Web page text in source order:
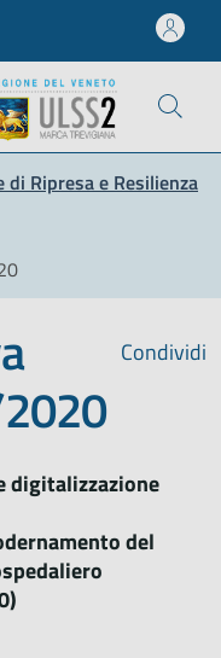
di Ripresa e Resilienza
Condividi
digitalizzazione
del